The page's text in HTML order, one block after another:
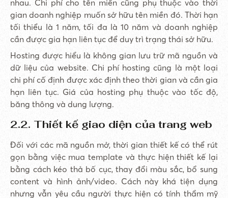
nhau. Chi phí cho tên miền cũng phụ thuộc vào thời
gian doanh nghiệp muốn sở hữu tên miền đó. Thời hạn
tối thiểu là 1 năm, tối đa là 10 năm và doanh nghiệp
cần được gia hạn liên tục để duy trì trạng thái sở hữu.
Hosting được hiểu là không gian lưu trữ mã nguồn và
dữ liệu của website. Chi phí hosting cũng là một loại
chi phí cố định được xác định theo thời gian và cần gia
hạn liên tục. Giá của hosting phụ thuộc vào tốc độ,
băng thông và dung lượng.
2.2. Thiết kế giao diện của trang web
Đối với các mã nguồn mở, thời gian thiết kế có thể rút
gọn bằng việc mua template và thực hiện thiết kế lại
bằng cách kéo thả bố cục, thay đổi màu sắc, bổ sung
content và hình ảnh/video. Cách này khá tiện dụng
nhưng vẫn yêu cầu người thực hiện có tính thẩm mỹ